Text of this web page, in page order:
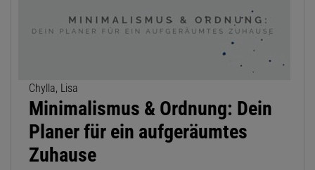
Chylla, Lisa
Minimalismus & Ordnung: Dein
Planer für ein aufgeräumtes
Zuhause